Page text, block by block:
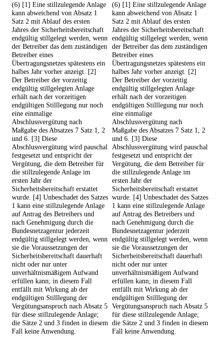
(6) [1] Eine stillzulegende Anlage
kann abweichend von Absatz 1
Satz 2 mit Ablauf des ersten
Jahres der Sicherheitsbereitschaft
endgültig stillgelegt werden, wenn
der Betreiber das dem zuständigen
Betreiber eines
Übertragungsnetzes spätestens ein
halbes Jahr vorher anzeigt. [2]
Der Betreiber der vorzeitig
endgültig stillgelegten Anlage
erhält nach der vorzeitigen
endgültigen Stilllegung nur noch
eine einmalige
Abschlussvergütung nach
Maßgabe des Absatzes 7 Satz 1, 2
und 6. [3] Diese
Abschlussvergütung wird pauschal
festgesetzt und entspricht der
Vergütung, die dem Betreiber für
die stillzulegende Anlage im
ersten Jahr der
Sicherheitsbereitschaft erstattet
wurde. [4] Unbeschadet des Satzes
1 kann eine stillzulegende Anlage
auf Antrag des Betreibers und
nach Genehmigung durch die
Bundesnetzagentur jederzeit
endgültig stillgelegt werden, wenn
sie die Voraussetzungen der
Sicherheitsbereitschaft dauerhaft
nicht oder nur unter
unverhältnismäßigem Aufwand
erfüllen kann; in diesem Fall
entfällt mit Wirkung ab der
endgültigen Stilllegung der
Vergütungsanspruch nach Absatz 5
für diese stillzulegende Anlage;
die Sätze 2 und 3 finden in diesem
Fall keine Anwendung.
(6) [1] Eine stillzulegende Anlage
kann abweichend von Absatz 1
Satz 2 mit Ablauf des ersten
Jahres der Sicherheitsbereitschaft
endgültig stillgelegt werden, wenn
der Betreiber das dem zuständigen
Betreiber eines
Übertragungsnetzes spätestens ein
halbes Jahr vorher anzeigt. [2]
Der Betreiber der vorzeitig
endgültig stillgelegten Anlage
erhält nach der vorzeitigen
endgültigen Stilllegung nur noch
eine einmalige
Abschlussvergütung nach
Maßgabe des Absatzes 7 Satz 1, 2
und 6. [3] Diese
Abschlussvergütung wird pauschal
festgesetzt und entspricht der
Vergütung, die dem Betreiber für
die stillzulegende Anlage im
ersten Jahr der
Sicherheitsbereitschaft erstattet
wurde. [4] Unbeschadet des Satzes
1 kann eine stillzulegende Anlage
auf Antrag des Betreibers und
nach Genehmigung durch die
Bundesnetzagentur jederzeit
endgültig stillgelegt werden, wenn
sie die Voraussetzungen der
Sicherheitsbereitschaft dauerhaft
nicht oder nur unter
unverhältnismäßigem Aufwand
erfüllen kann; in diesem Fall
entfällt mit Wirkung ab der
endgültigen Stilllegung der
Vergütungsanspruch nach Absatz 5
für diese stillzulegende Anlage;
die Sätze 2 und 3 finden in diesem
Fall keine Anwendung.